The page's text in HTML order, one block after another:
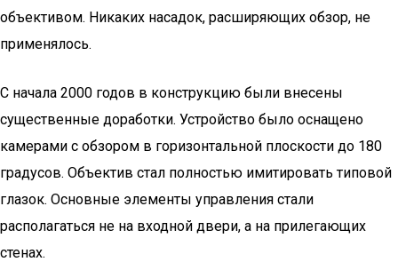
объективом. Никаких насадок, расширяющих обзор, не
применялось.
С начала 2000 годов в конструкцию были внесены
существенные доработки. Устройство было оснащено
камерами с обзором в горизонтальной плоскости до 180
градусов. Объектив стал полностью имитировать типовой
глазок. Основные элементы управления стали
располагаться не на входной двери, а на прилегающих
стенах.